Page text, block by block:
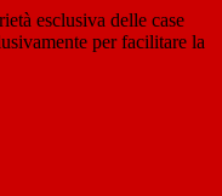
esclusiva delle case
per facilitare la